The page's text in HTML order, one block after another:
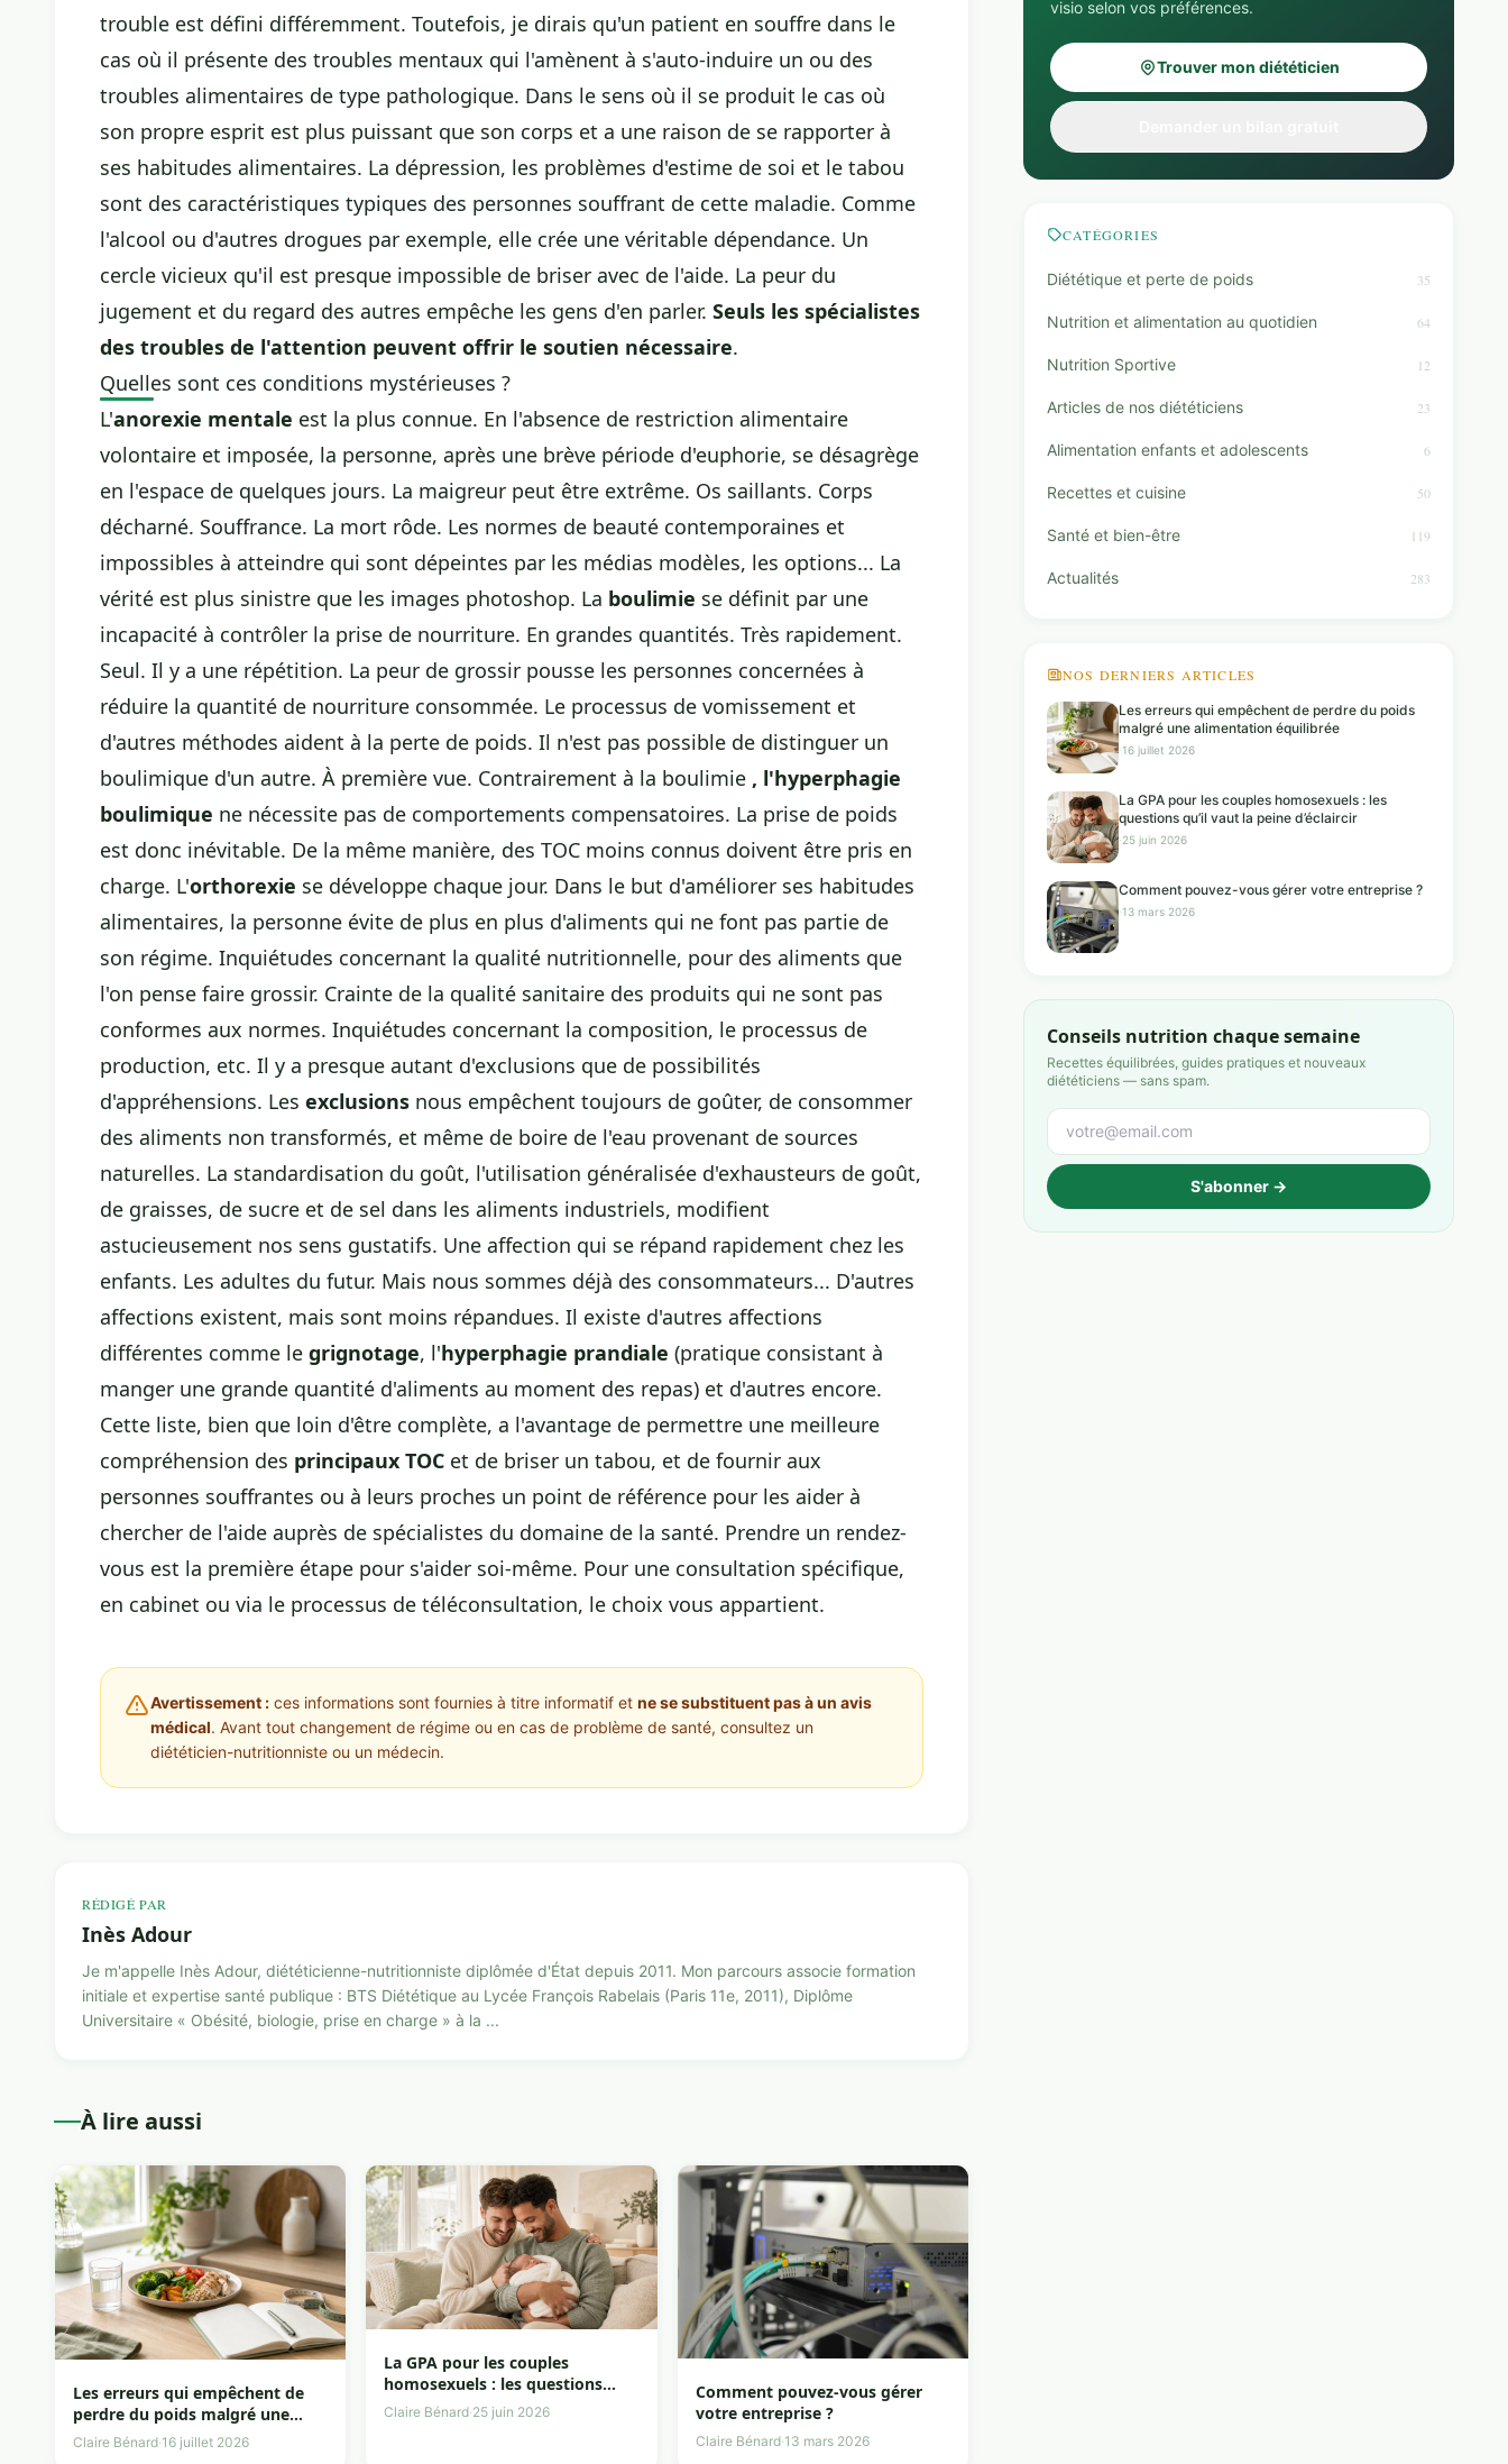
trouble est défini différemment. Toutefois, je dirais qu'un patient en souffre dans le
cas où il présente des troubles mentaux qui l'amènent à s'auto-induire un ou des
troubles alimentaires de type pathologique. Dans le sens où il se produit le cas où
son propre esprit est plus puissant que son corps et a une raison de se rapporter à
ses habitudes alimentaires. La dépression, les problèmes d'estime de soi et le tabou
sont des caractéristiques typiques des personnes souffrant de cette maladie. Comme
l'alcool ou d'autres drogues par exemple, elle crée une véritable dépendance. Un
cercle vicieux qu'il est presque impossible de briser avec de l'aide. La peur du
jugement et du regard des autres empêche les gens d'en parler. Seuls les spécialistes
des troubles de l'attention peuvent offrir le soutien nécessaire.
Quelles sont ces conditions mystérieuses ?
L'anorexie mentale est la plus connue. En l'absence de restriction alimentaire
volontaire et imposée, la personne, après une brève période d'euphorie, se désagrège
en l'espace de quelques jours. La maigreur peut être extrême. Os saillants. Corps
décharné. Souffrance. La mort rôde. Les normes de beauté contemporaines et
impossibles à atteindre qui sont dépeintes par les médias modèles, les options... La
vérité est plus sinistre que les images photoshop. La boulimie se définit par une
incapacité à contrôler la prise de nourriture. En grandes quantités. Très rapidement.
Seul. Il y a une répétition. La peur de grossir pousse les personnes concernées à
réduire la quantité de nourriture consommée. Le processus de vomissement et
d'autres méthodes aident à la perte de poids. Il n'est pas possible de distinguer un
boulimique d'un autre. À première vue. Contrairement à la boulimie , l'hyperphagie
boulimique ne nécessite pas de comportements compensatoires. La prise de poids
est donc inévitable. De la même manière, des TOC moins connus doivent être pris en
charge. L'orthorexie se développe chaque jour. Dans le but d'améliorer ses habitudes
alimentaires, la personne évite de plus en plus d'aliments qui ne font pas partie de
son régime. Inquiétudes concernant la qualité nutritionnelle, pour des aliments que
l'on pense faire grossir. Crainte de la qualité sanitaire des produits qui ne sont pas
conformes aux normes. Inquiétudes concernant la composition, le processus de
production, etc. Il y a presque autant d'exclusions que de possibilités
d'appréhensions. Les exclusions nous empêchent toujours de goûter, de consommer
des aliments non transformés, et même de boire de l'eau provenant de sources
naturelles. La standardisation du goût, l'utilisation généralisée d'exhausteurs de goût,
de graisses, de sucre et de sel dans les aliments industriels, modifient
astucieusement nos sens gustatifs. Une affection qui se répand rapidement chez les
enfants. Les adultes du futur. Mais nous sommes déjà des consommateurs... D'autres
affections existent, mais sont moins répandues. Il existe d'autres affections
différentes comme le grignotage, l'hyperphagie prandiale (pratique consistant à
manger une grande quantité d'aliments au moment des repas) et d'autres encore.
Cette liste, bien que loin d'être complète, a l'avantage de permettre une meilleure
compréhension des principaux TOC et de briser un tabou, et de fournir aux
personnes souffrantes ou à leurs proches un point de référence pour les aider à
chercher de l'aide auprès de spécialistes du domaine de la santé. Prendre un rendez-
vous est la première étape pour s'aider soi-même. Pour une consultation spécifique,
en cabinet ou via le processus de téléconsultation, le choix vous appartient.
Avertissement : ces informations sont fournies à titre informatif et ne se substituent pas à un avis
médical. Avant tout changement de régime ou en cas de problème de santé, consultez un
diététicien-nutritionniste ou un médecin.
RÉDIGÉ PAR
Inès Adour
Je m'appelle Inès Adour, diététicienne-nutritionniste diplômée d'État depuis 2011. Mon parcours associe formation
initiale et expertise santé publique : BTS Diététique au Lycée François Rabelais (Paris 11e, 2011), Diplôme
Universitaire « Obésité, biologie, prise en charge » à la ...
À lire aussi
Les erreurs qui empêchent de
perdre du poids malgré une
alimentation équilibrée
Claire Bénard·16 juillet 2026
La GPA pour les couples
homosexuels : les questions
qu’il vaut la peine d’éclaircir
Claire Bénard·25 juin 2026
Comment pouvez-vous gérer
votre entreprise ?
Claire Bénard·13 mars 2026
visio selon vos préférences.
Trouver mon diététicien
CATÉGORIES
Diététique et perte de poids 35
Nutrition et alimentation au quotidien 64
Nutrition Sportive 12
Articles de nos diététiciens 23
Alimentation enfants et adolescents 6
Recettes et cuisine 50
Santé et bien-être 119
Actualités 283
NOS DERNIERS ARTICLES
Les erreurs qui empêchent de perdre du poids
malgré une alimentation équilibrée
·16 juillet 2026
La GPA pour les couples homosexuels : les
questions qu’il vaut la peine d’éclaircir
·25 juin 2026
Comment pouvez-vous gérer votre entreprise ?
·13 mars 2026
Conseils nutrition chaque semaine
Recettes équilibrées, guides pratiques et nouveaux
diététiciens — sans spam.
S'abonner →